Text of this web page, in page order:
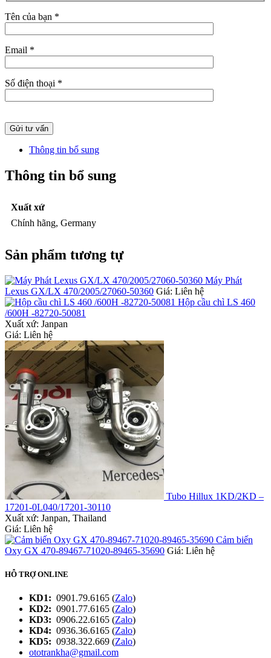
Tên của bạn *
Email *
Số điện thoại *
Thông tin bổ sung
Thông tin bổ sung
Xuất xứ
Chính hãng, Germany
Sản phẩm tương tự
Máy Phát
Lexus GX/LX 470/2005/27060-50360 Giá: Liên hệ
Hộp cầu chì LS 460
/600H -82720-50081
Xuất xứ: Janpan
Giá: Liên hệ
Tubo Hillux 1KD/2KD –
17201-0L040/17201-30110
Xuất xứ: Janpan, Thailand
Giá: Liên hệ
Cảm biến
Oxy GX 470-89467-71020-89465-35690 Giá: Liên hệ
HỖ TRỢ ONLINE
KD1: 0901.79.6165 (Zalo)
KD2: 0901.77.6165 (Zalo)
KD3: 0906.22.6165 (Zalo)
KD4: 0936.36.6165 (Zalo)
KD5: 0938.322.669 (Zalo)
ototrankha@gmail.com